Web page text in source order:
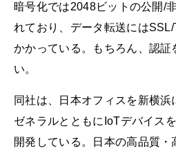
暗号化では2048ビットの公開/
れており、データ転送には
かかっている。もちろん、認証
い。
同社は、日本オフィスを新横
ゼネラルとともにIoTデバイス
開発している。日本の高品質